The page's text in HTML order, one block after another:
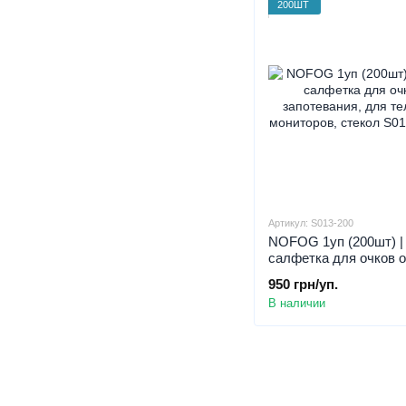
200ШТ
Артикул: S013-200
NOFOG 1уп (200шт)
салфетка для очков
мониторов, стекол
950 грн/уп.
В наличии